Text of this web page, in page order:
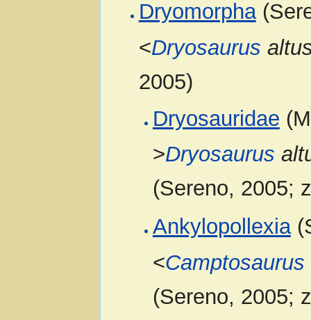
Dryomorpha
<Dryosaurus
2005)
Dryosauridae
>Dryosaurus
(Sereno, 2005;
Ankylopollexia
<Camptosaurus
(Sereno, 2005;